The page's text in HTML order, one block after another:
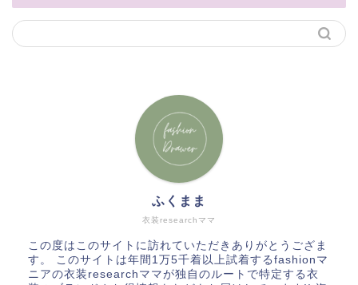
衣装researchママ
ふくまま
この度はこのサイトに訪れていただきありがとうござま
す。 このサイトは年間1万5千着以上試着するfashionマ
ニアの衣装researchママが独自のルートで特定する衣